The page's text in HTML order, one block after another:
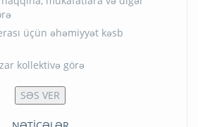
üçün əhəmiyyət kəsb
kollektivə görə